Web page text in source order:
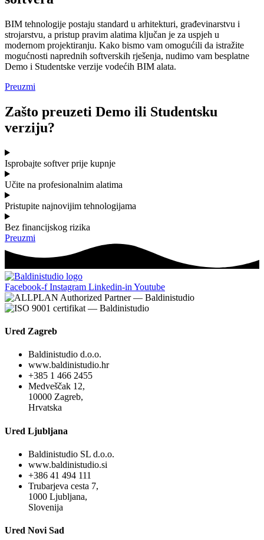
BIM tehnologije postaju standard u arhitekturi, građevinarstvu i
strojarstvu, a pristup pravim alatima ključan je za uspjeh u
modernom projektiranju. Kako bismo vam omogućili da istražite
mogućnosti naprednih softverskih rješenja, nudimo vam besplatne
Demo i Studentske verzije vodećih BIM alata.
Preuzmi
Zašto preuzeti Demo ili Studentsku
verziju?
Isprobajte softver prije kupnje
Učite na profesionalnim alatima
Pristupite najnovijim tehnologijama
Bez financijskog rizika
Preuzmi
Facebook-f Instagram Linkedin-in Youtube
Ured Zagreb
Baldinistudio d.o.o.
www.baldinistudio.hr
+385 1 466 2455
Medveščak 12,
10000 Zagreb,
Hrvatska
Ured Ljubljana
Baldinistudio SL d.o.o.
www.baldinistudio.si
+386 41 494 111
Trubarjeva cesta 7,
1000 Ljubljana,
Slovenija
Ured Novi Sad